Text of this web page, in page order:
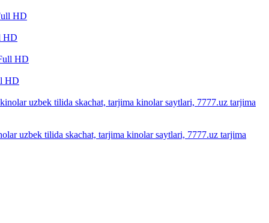
HD
HD
uzbek tilida skachat, tarjima kinolar saytlari, 7777.uz tarjima